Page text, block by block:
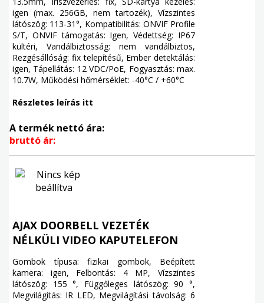
igen (max. 256GB, nem tartozék), Vízszintes
látószög: 113-31°, Kompatibilitás: ONVIF Profile
S/T, ONVIF támogatás: Igen, Védettség: IP67
kültéri, Vandálbiztosság: nem vandálbiztos,
Rezgésállóság: fix telepítésű, Ember detektálás:
igen, Tápellátás: 12 VDC/PoE, Fogyasztás: max.
10.7W, Működési hőmérséklet: -40°C / +60°C
Részletes leírás itt
A termék nettó ára:
bruttó ár:
AJAX DOORBELL VEZETÉK
NÉLKÜLI VIDEO KAPUTELEFON
Gombok típusa: fizikai gombok, Beépített
kamera: igen, Felbontás: 4 MP, Vízszintes
látószög: 155 °, Függőleges látószög: 90 °,
Megvilágítás: IR LED, Megvilágítási távolság: 6